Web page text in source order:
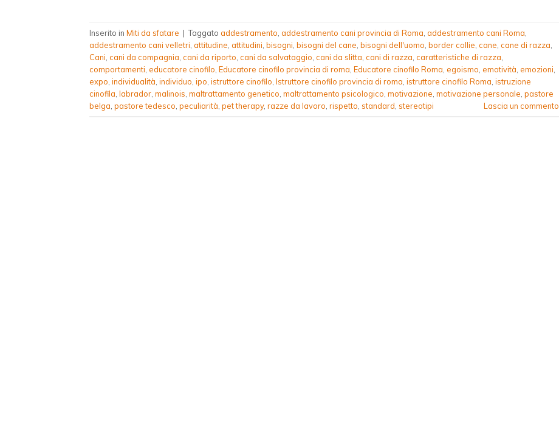
Inserito in Miti da sfatare | Taggato addestramento addestramento cani provincia di Roma addestramento cani Roma
addestramento cani velletri attitudine attitudini bisogni bisogni del cane bisogni dell'uomo border collie cane cane di razza
Cani cani da compagnia cani da riporto cani da salvataggio cani da slitta cani di razza caratteristiche di razza
comportamenti educatore cinofilo Educatore cinofilo provincia di roma Educatore cinofilo Roma egoismo emotività emozioni
expo individualità individuo ipo istruttore cinofilo Istruttore cinofilo provincia di roma istruttore cinofilo Roma istruzione
cinofila labrador malinois maltrattamento genetico maltrattamento psicologico motivazione motivazione personale pastore
belga pastore tedesco peculiarità pet therapy, razze da lavoro rispetto standard stereotipi Lascia un commento